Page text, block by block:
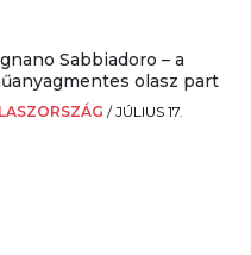
Sabbiadoro – a
olasz part
/JÚLIUS 17.